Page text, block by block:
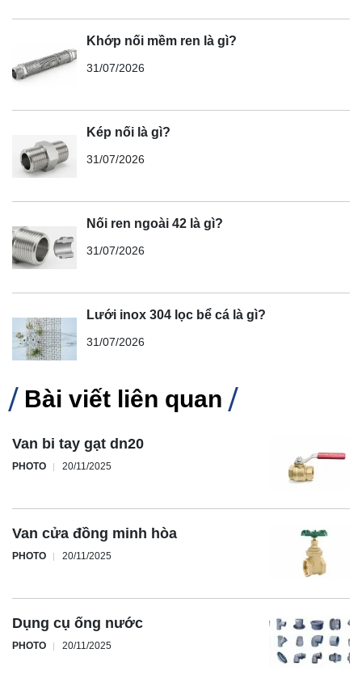
Khớp nối mềm ren là gì?
31/07/2026
Kép nối là gì?
31/07/2026
Nối ren ngoài 42 là gì?
31/07/2026
Lưới inox 304 lọc bể cá là gì?
31/07/2026
Bài viết liên quan
Van bi tay gạt dn20
PHOTO 20/11/2025
Van cửa đồng minh hòa
PHOTO 20/11/2025
Dụng cụ ống nước
PHOTO 20/11/2025